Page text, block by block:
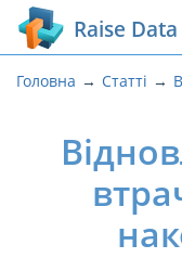
Raise
Головна Статті